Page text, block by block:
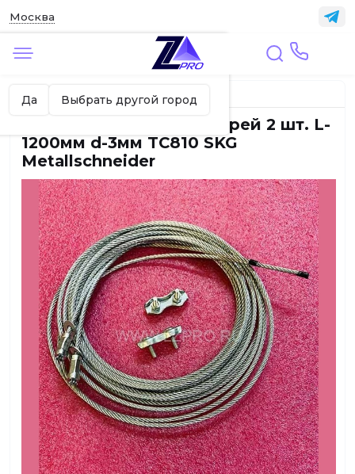
Москва
Москва ваш город?
Да Выбрать другой город
Главная ЛИФТЫ
Комплект тросиков дверей 2 шт. L-
1200мм d-3мм TC810 SKG
Metallschneider